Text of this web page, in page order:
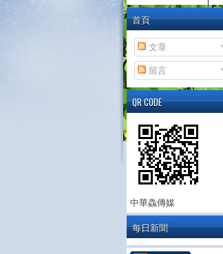
首頁
文章
留言
QR CODE
中華鱻傳媒
每日新聞